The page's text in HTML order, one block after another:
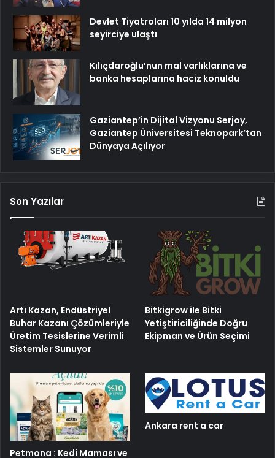
Devlet Tiyatroları 10 yılda 14 milyon
seyirciye ulaştı
Kılıçdaroğlu’nun mal varlıklarına ve
banka hesaplarına haciz konuldu
Gaziantep’in Dijital Vizyonu Serjoy,
Gaziantep Üniversitesi Teknopark’tan
Dünyaya Açılıyor
Son Yazılar
Artı Kazan, Endüstriyel
Buhar Kazanı Çözümleriyle
Üretim Tesislerine Verimli
Sistemler Sunuyor
Bitkigrow ile Bitki
Yetiştiriciliğinde Doğru
Ekipman ve Ürün Seçimi
Petmona : Kedi Maması ve
Ankara rent a car